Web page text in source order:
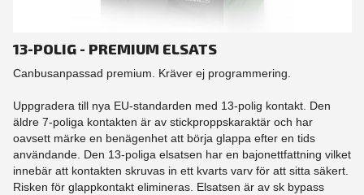
13-POLIG - PREMIUM ELSATS
Canbusanpassad premium. Kräver ej programmering.
Uppgradera till nya EU-standarden med 13-polig kontakt. Den
äldre 7-poliga kontakten är av stickproppskaraktär och har
oavsett märke en benägenhet att börja glappa efter en tids
användande. Den 13-poliga elsatsen har en bajonettfattning vilket
innebär att kontakten skruvas in ett kvarts varv för att sitta säkert.
Risken för glappkontakt elimineras. Elsatsen är av sk bypass